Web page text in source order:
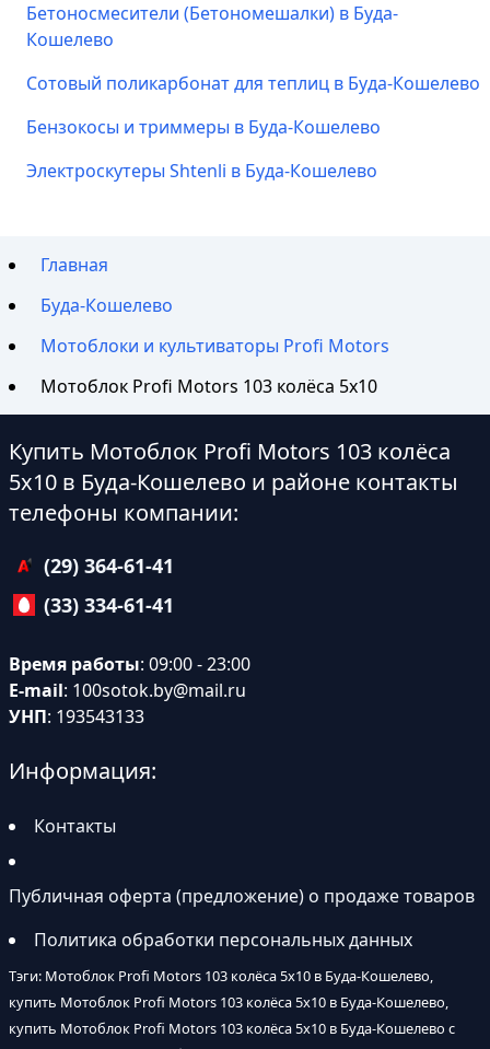
Бетоносмесители (Бетономешалки) в Буда-
Кошелево
Сотовый поликарбонат для теплиц в Буда-Кошелево
Бензокосы и триммеры в Буда-Кошелево
Электроскутеры Shtenli в Буда-Кошелево
Главная
Буда-Кошелево
Мотоблоки и культиваторы Profi Motors
Мотоблок Profi Motors 103 колёса 5х10
Купить Мотоблок Profi Motors 103 колёса
5х10 в Буда-Кошелево и районе контакты
телефоны компании:
(29) 364-61-41
(33) 334-61-41
Время работы: 09:00 - 23:00
E-mail: 100sotok.by@mail.ru
УНП: 193543133
Информация:
Контакты
Публичная оферта (предложение) о продаже товаров
Политика обработки персональных данных
Тэги: Мотоблок Profi Motors 103 колёса 5х10 в Буда-Кошелево,
купить Мотоблок Profi Motors 103 колёса 5х10 в Буда-Кошелево,
купить Мотоблок Profi Motors 103 колёса 5х10 в Буда-Кошелево с